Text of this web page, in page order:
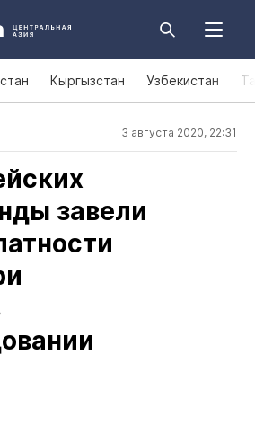
Кыргызстан Узбекистан
3 августа 2020, 22:31
завели